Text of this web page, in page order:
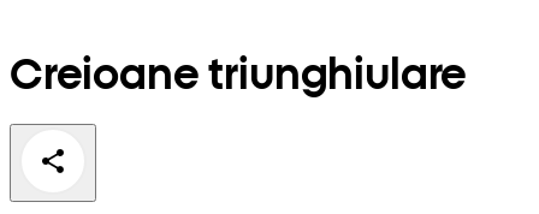
Creioane triunghiulare